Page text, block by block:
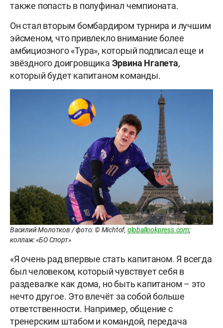
также попасть в полуфинал чемпионата.
Он стал вторым бомбардиром турнира и лучшим
эйсменом, что привлекло внимание более
амбициозного «Тура», который подписал еще и
звёздного доигровщика Эрвина Нгапета,
который будет капитаном команды.
Василий Молотков / фото: © Michtof, globallookpress.com;
коллаж: «БО Спорт»
«Я очень рад впервые стать капитаном. Я всегда
был человеком, который чувствует себя в
раздевалке как дома, но быть капитаном – это
нечто другое. Это влечёт за собой больше
ответственности. Например, общение с
тренерским штабом и командой, передача